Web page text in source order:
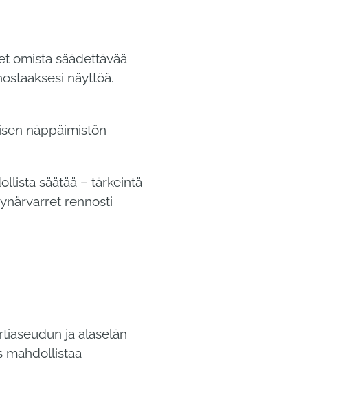
omista säädettävää
näyttöä.
näppäimistön
säätää – tärkeintä
rennosti
ja alaselän
mahdollistaa